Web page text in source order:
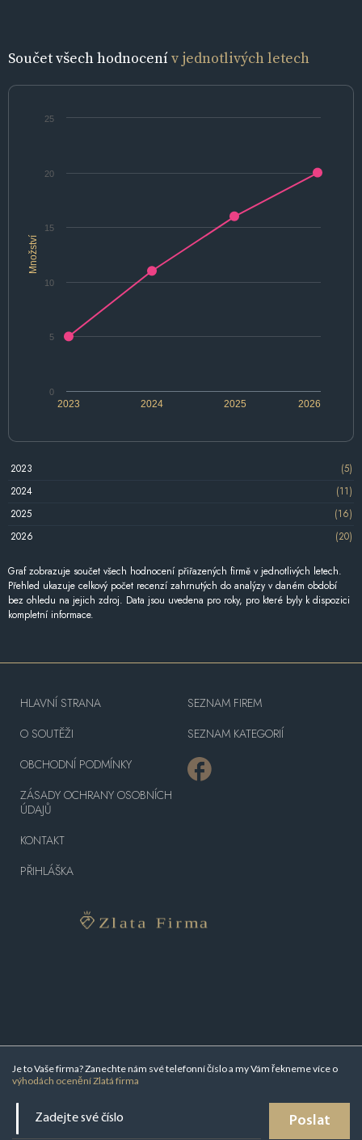
Součet všech hodnocenív jednotlivých letech
Množství
2024 2026
2023 2025
0
5
10
15
20
25
2023
(5)
2024
(11)
2025
(16)
2026
(20)
Graf zobrazuje součet všech hodnocení přiřazených firmě v jednotlivých letech.
Přehled ukazuje celkový počet recenzí zahrnutých do analýzy v daném období
bez ohledu na jejich zdroj. Data jsou uvedena pro roky, pro které byly k dispozici
kompletní informace.
Je to Vaše firma? Zanechte nám své telefonní číslo a my Vám řekneme více o
výhodách ocenění Zlatá firma
Poslat
HLAVNÍ STRANA
O SOUTĚŽI
OBCHODNÍ PODMÍNKY
ZÁSADY OCHRANY OSOBNÍCH
ÚDAJŮ
KONTAKT
PŘIHLÁŠKA
SEZNAM FIREM
SEZNAM KATEGORIÍ